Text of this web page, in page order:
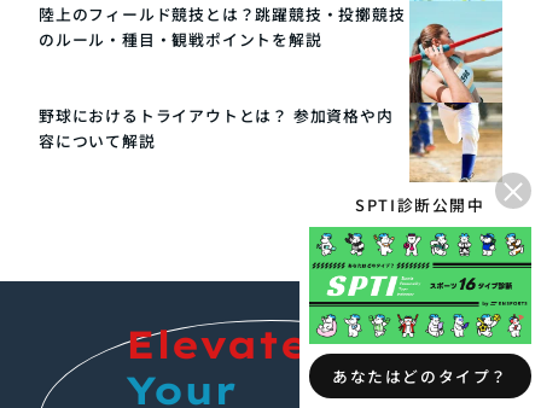
×
SPTI診断公開中
あなたはどのタイプ？
陸上のフィールド競技とは？跳躍競技・投擲競技
のルール・種目・観戦ポイントを解説
野球におけるトライアウトとは？ 参加資格や内
容について解説
Elevate
Your